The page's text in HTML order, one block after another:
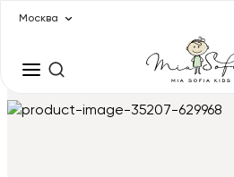
Москва